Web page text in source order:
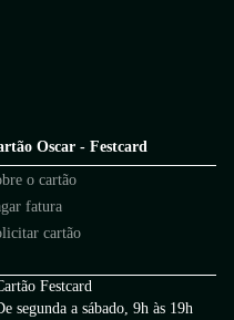
Oscar - Festcard
o cartão
fatura
cartão
Festcard
segunda a sábado, 9h às 19h